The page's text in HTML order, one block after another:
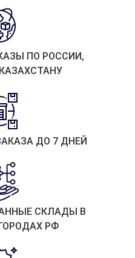
ПО РОССИИ,
ДО 7 ДНЕЙ
СКЛАДЫ В
РФ